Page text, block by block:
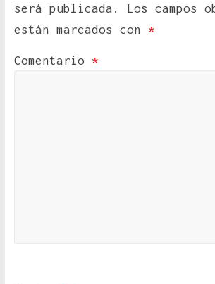
será publicada.
Los campos
están marcados con *
Comentario *